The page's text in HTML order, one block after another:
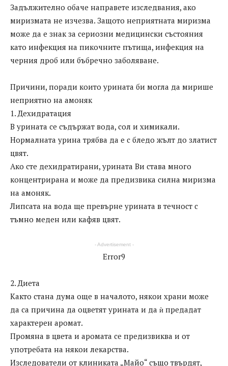
Задължително обаче направете изследвания, ако
миризмата не изчезва. Защото неприятната миризма
може да е знак за сериозни медицински състояния
като инфекция на пикочните пътища, инфекция на
черния дроб или бъбречно заболяване.
Причини, поради които урината би могла да мирише
неприятно на амоняк
1. Дехидратация
В урината се съдържат вода, сол и химикали.
Нормалната урина трябва да е с бледо жълт до златист
цвят.
Ако сте дехидратирани, урината Ви става много
концентрирана и може да предизвика силна миризма
на амоняк.
Липсата на вода ще превърне урината в течност с
тъмно меден или кафяв цвят.
- Advertisement -
Error9
2. Диета
Както стана дума още в началото, някои храни може
да са причина да оцветят урината и да ѝ предадат
характерен аромат.
Промяна в цвета и аромата се предизвиква и от
употребата на някои лекарства.
Изследователи от клиниката „Майо“ също твърдят,